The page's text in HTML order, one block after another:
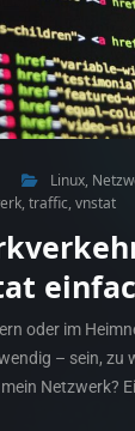
Linux,
, traffic, vnstat
oder im
– sein, zu
Netzwerk?